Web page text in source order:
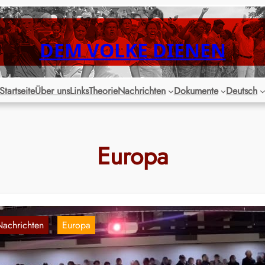
DEM VOLKE DIENEN
StartseiteÜber unsLinksTheorieNachrichten Dokumente Deutsch
Europa
,
Europa
Auftaktkonferenz der